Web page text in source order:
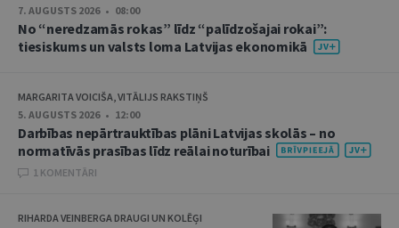
7. AUGUSTS 2026 • 08:00
No “neredzamās rokas” līdz “palīdzošajai rokai”:
tiesiskums un valsts loma Latvijas ekonomikā
MARGARITA VOICIŠA, VITĀLIJS RAKSTIŅŠ
5. AUGUSTS 2026 • 12:00
Darbības nepārtrauktības plāni Latvijas skolās – no
normatīvās prasības līdz reālai noturībai
1 KOMENTĀRI
RIHARDA VEINBERGA DRAUGI UN KOLĒĢI